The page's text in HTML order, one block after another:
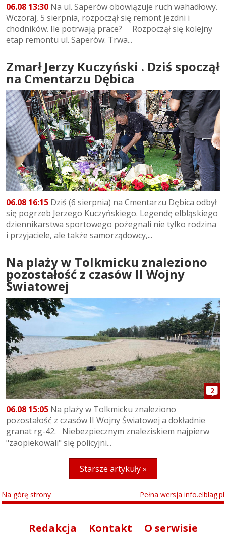
06.08 13:30 Na ul. Saperów obowiązuje ruch wahadłowy.
Wczoraj, 5 sierpnia, rozpoczął się remont jezdni i
chodników. Ile potrwają prace? Rozpoczął się kolejny
etap remontu ul. Saperów. Trwa...
Zmarł Jerzy Kuczyński . Dziś spoczął
na Cmentarzu Dębica
06.08 16:15 Dziś (6 sierpnia) na Cmentarzu Dębica odbył
się pogrzeb Jerzego Kuczyńskiego. Legendę elbląskiego
dziennikarstwa sportowego pożegnali nie tylko rodzina
i przyjaciele, ale także samorządowcy,...
Na plaży w Tolkmicku znaleziono
pozostałość z czasów II Wojny
Światowej
2
06.08 15:05 Na plaży w Tolkmicku znaleziono
pozostałość z czasów II Wojny Światowej a dokładnie
granat rg-42. Niebezpiecznym znaleziskiem najpierw
"zaopiekowali" się policyjni...
Starsze artykuły »
Na górę strony Pełna wersja info.elblag.pl
Redakcja Kontakt O serwisie